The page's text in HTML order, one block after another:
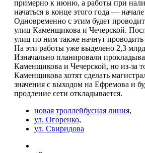
примерно к июню, а работы при
начаться в конце этого года —
Одновременно с этим будет
улиц Каменщикова и Чечерской.
улиц по ним также начнут проводить
На эти работы уже выделено 2,3
Изначально планировали
Каменщикова и Чечерской, но из-за
Каменщикова хотят сделать
значения с выходом на Ефремова и
продление сети откладывается.
новая троллейбусная линия,
ул. Огоренко,
ул. Свиридова